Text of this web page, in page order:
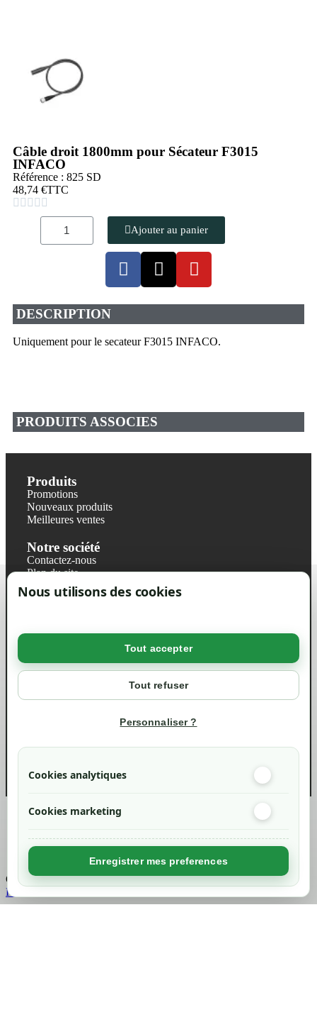
Nous utilisons des cookies
Tout accepter
Tout refuser
Personnaliser ?
Cookies analytiques
Cookies marketing
Enregistrer mes preferences
Câble droit 1800mm pour Sécateur F3015
INFACO
Référence : 825 SD
48,74 €TTC
    
Ajouter au panier
DESCRIPTION
Uniquement pour le secateur F3015 INFACO.
PRODUITS ASSOCIES
Produits
Promotions
Nouveaux produits
Meilleures ventes
Notre société
Contactez-nous
Plan du site
Magasin
Mentions légales
Politique de confidentialité RGPD
Votre compte
info@green-tech-shop.com
Created byNageoconcept
Chargement...
Retour en haut